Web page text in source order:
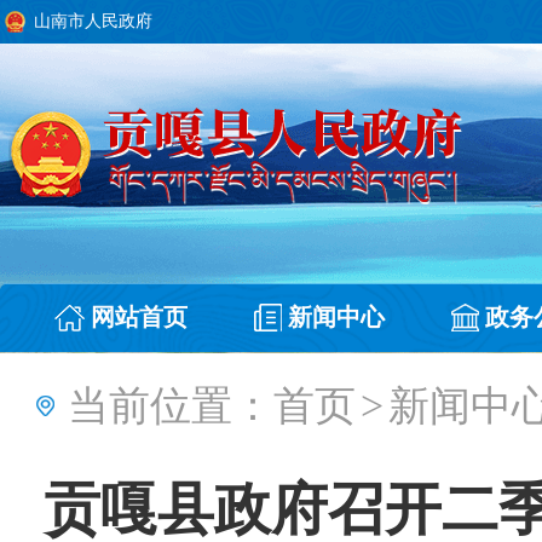
山南市人民政府
网站首页 新闻中心 政务
当前位置： 首页>新闻中
贡嘎县政府召开二